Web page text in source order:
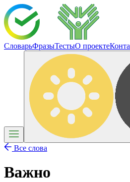
СловарьФразыТестыО проекте
Все слова
Важно